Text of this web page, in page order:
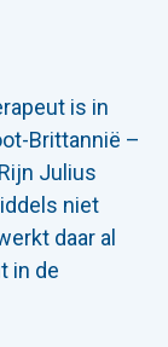
is in
Brittannië –
Julius
niet
daar al
in de